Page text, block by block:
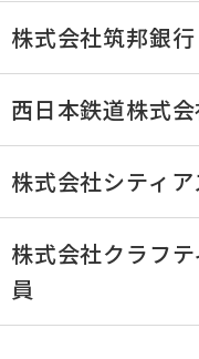
株式会社筑邦銀
西日本鉄道株式
株式会社シティ
株式会社クラフ
員